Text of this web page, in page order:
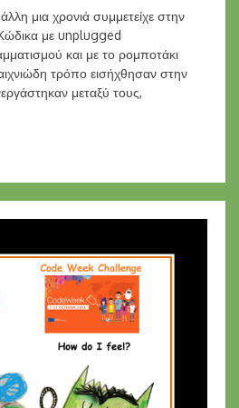
μια χρονιά συμμετείχε στην
με unplugged
και με το ρομποτάκι
τρόπο εισήχθησαν στην
μεταξύ τους,